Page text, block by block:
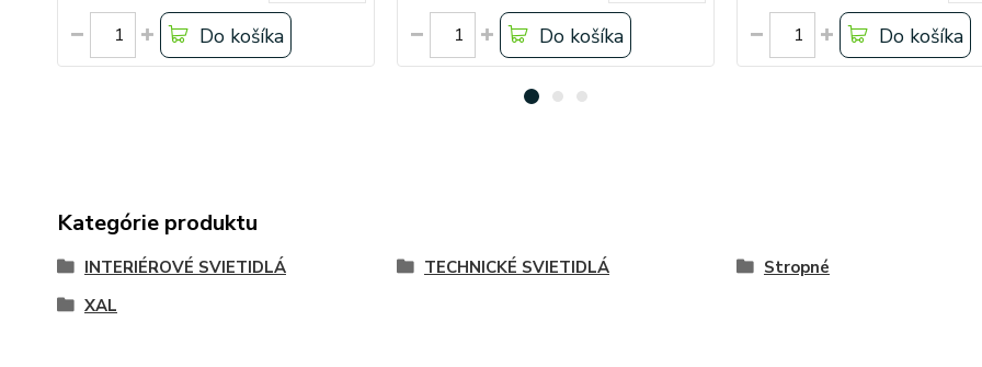
Do košíka Do košíka Do košíka
Kategórie produktu
INTERIÉROVÉ SVIETIDLÁ TECHNICKÉ SVIETIDLÁ Stropné
XAL